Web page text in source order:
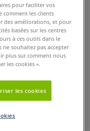
pour faciliter vos
comment les clients
des améliorations, et pour
basées sur les centres
à ces outils dans le
souhaitez pas accepter
plus sur comment nous
les cookies ».
les cookies